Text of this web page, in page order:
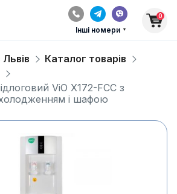
Інші номери
0
Каталог товарів
ViO Х172-FСC з
і шафою